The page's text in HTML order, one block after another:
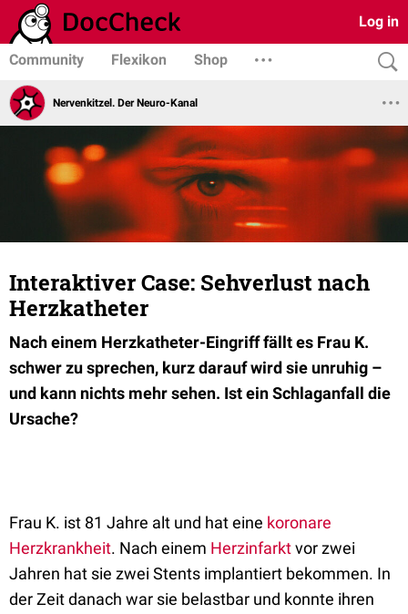
Log in
Community Flexikon Shop
Nervenkitzel. Der Neuro-Kanal
Interaktiver Case: Sehverlust nach
Herzkatheter
Nach einem Herzkatheter-Eingriff fällt es Frau K.
schwer zu sprechen, kurz darauf wird sie unruhig –
und kann nichts mehr sehen. Ist ein Schlaganfall die
Ursache?
Frau K. ist 81 Jahre alt und hat eine koronare
Herzkrankheit. Nach einem Herzinfarktvor zwei
Jahren hat sie zwei Stents implantiert bekommen. In
der Zeit danach war sie belastbar und konnte ihren